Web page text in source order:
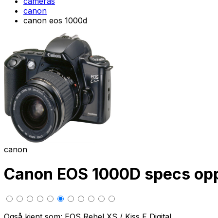
canon
canon eos 1000d
canon
Canon EOS 1000D specs